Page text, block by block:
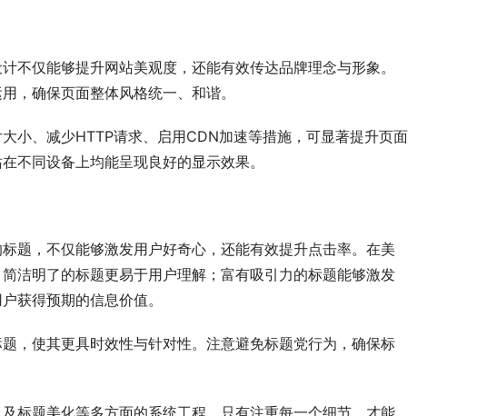
不仅能够提升网站美观度，还能有效传达品牌理念与形象。
，确保页面整体风格统一、和谐。
小、减少HTTP请求、启用CDN加速等措施，可显著提升页面
不同设备上均能呈现良好的显示效果。
题，不仅能够激发用户好奇心，还能有效提升点击率。在美
洁明了的标题更易于用户理解；富有吸引力的标题能够激发
获得预期的信息价值。
，使其更具时效性与针对性。注意避免标题党行为，确保标
标题美化等多方面的系统工程。只有注重每一个细节，才能